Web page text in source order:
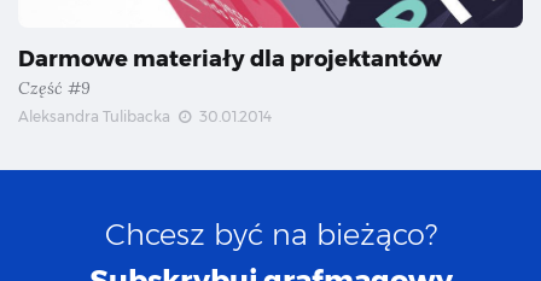
Darmowe materiały dla projektantów
Część #9
Aleksandra Tulibacka 30.01.2014
Chcesz być na bieżąco?